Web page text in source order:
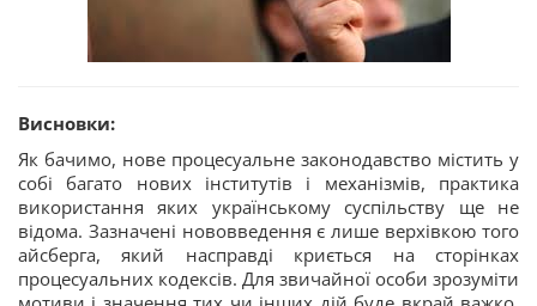
Висновки:
Як бачимо, нове процесуальне законодавство містить у
собі багато нових інститутів і механізмів, практика
використання яких українському суспільству ще не
відома. Зазначені нововведення є лише верхівкою того
айсберга, який насправді криється на сторінках
процесуальних кодексів. Для звичайної особи зрозуміти